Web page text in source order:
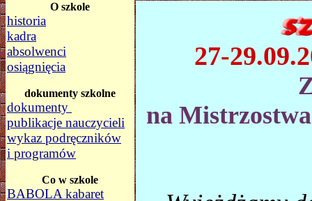
O szkole
historia
kadra
absolwenci
osiągnięcia
dokumenty szkolne
dokumenty
publikacje nauczycieli
wykaz podręczników
i programów
Co w szkole
BABOLA kabaret
27-
na